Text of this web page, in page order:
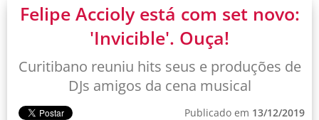
Felipe Accioly está com set novo:
'Invicible'. Ouça!
Curitibano reuniu hits seus e produções de
DJs amigos da cena musical
Publicado em 13/12/2019